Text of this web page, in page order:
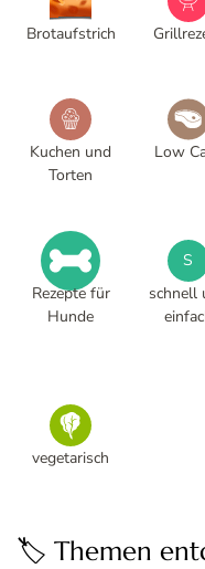
Brotaufstrich
Kuchen und
Torten
Low
Rezepte für
Hunde
S
schnell
vegetarisch
🏷️ Themen